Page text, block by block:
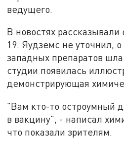
ведущего.
В новостях рассказывали
19. Яудземс не уточнил,
западных препаратов
студии появилась
демонстрирующая
"Вам кто-то остроумный
в вакцину", - написал
что показали зрителям.